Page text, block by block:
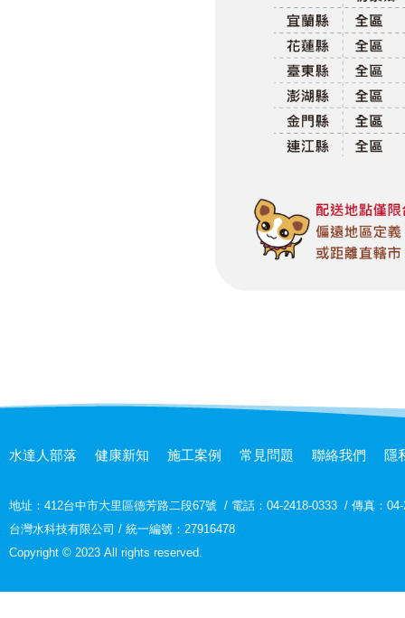
水達人部落 健康新知 施工案例 常見問題 聯絡我們 隱
地址： 412台中市大里區德芳路二段67號 / 電話：04-2418-0333 / 傳真：
台灣水科技有限公司 / 統一編號：27916478
Copyright © 2023 All rights reserved.